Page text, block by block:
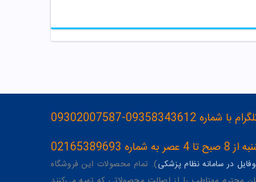
09302007587
در سامانه نظام پزشکی). تمام محصولات این فروشگاه